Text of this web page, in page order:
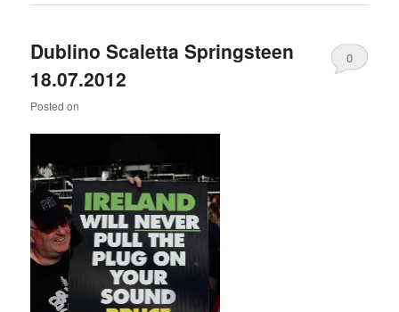
Dublino Scaletta Springsteen
18.07.2012
Posted on
0